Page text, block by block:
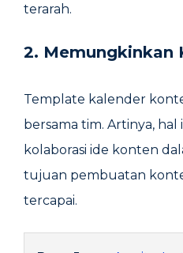
terarah.
2. Memungkinkan
Template kalender
bersama tim. Artinya,
kolaborasi ide konten
tujuan pembuatan
tercapai.